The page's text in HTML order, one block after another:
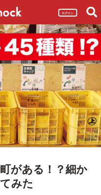
ログイン
がある！？細か
みた